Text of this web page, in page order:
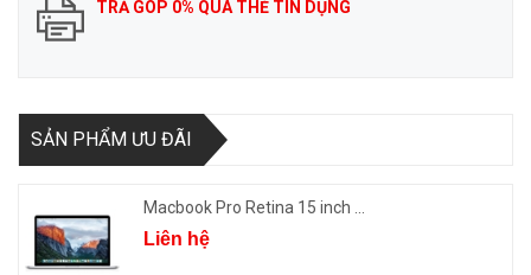
TRẢ GÓP 0% QUA THẺ TÍN DỤNG
SẢN PHẨM ƯU ĐÃI
Macbook Pro Retina 15 inch ...
Liên hệ